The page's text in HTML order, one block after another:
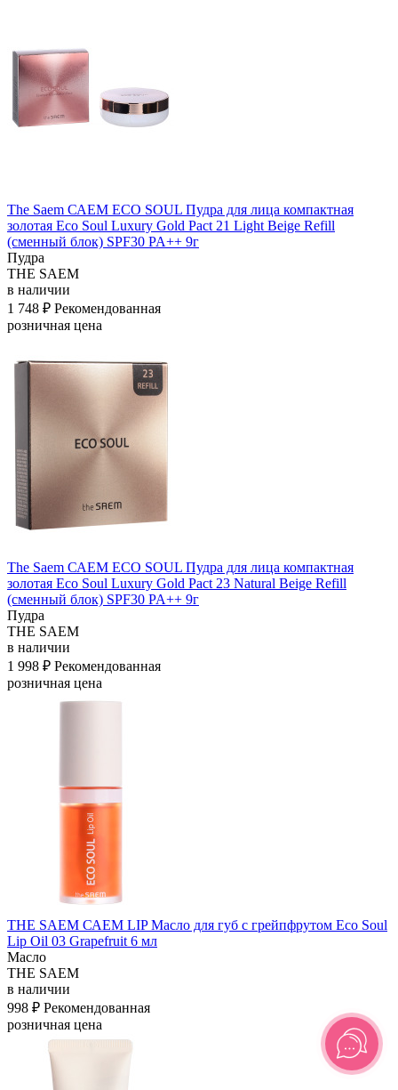
The Saem САЕМ ECO SOUL Пудра для лица компактная
золотая Eco Soul Luxury Gold Pact 21 Light Beige Refill
(сменный блок) SPF30 PA++ 9г
Пудра
THE SAEM
в наличии
1 748 ₽ Рекомендованная
розничная цена
The Saem САЕМ ECO SOUL Пудра для лица компактная
золотая Eco Soul Luxury Gold Pact 23 Natural Beige Refill
(сменный блок) SPF30 PA++ 9г
Пудра
THE SAEM
в наличии
1 998 ₽ Рекомендованная
розничная цена
THE SAEM САЕМ LIP Масло для губ с грейпфрутом Eco Soul
Lip Oil 03 Grapefruit 6 мл
Масло
THE SAEM
в наличии
998 ₽ Рекомендованная
розничная цена